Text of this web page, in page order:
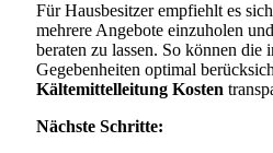
Für Hausbesitzer empfiehlt es
mehrere Angebote einzuholen
beraten zu lassen. So können die
Gegebenheiten optimal
Kältemittelleitung Kosten
Nächste Schritte: